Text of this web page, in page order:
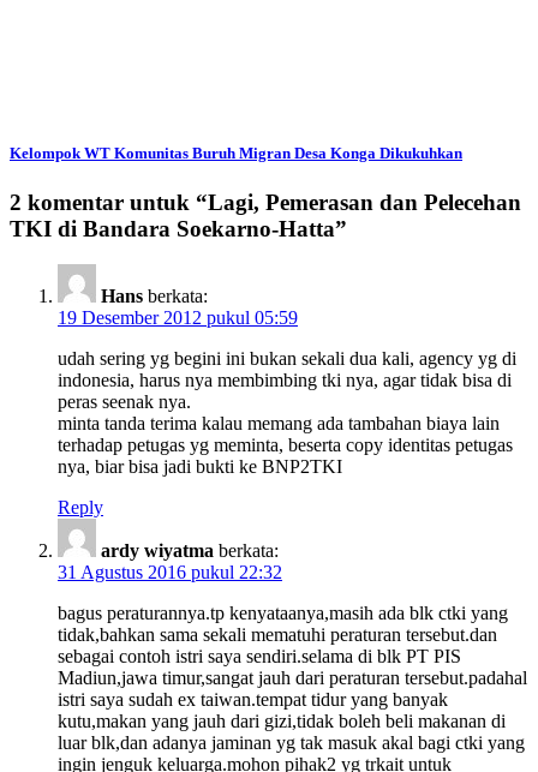
Kelompok WT Komunitas Buruh Migran Desa Konga Dikukuhkan
2 komentar untuk “Lagi, Pemerasan dan Pelecehan
TKI di Bandara Soekarno-Hatta”
Hans berkata:
19 Desember 2012 pukul 05:59
udah sering yg begini ini bukan sekali dua kali, agency yg di
indonesia, harus nya membimbing tki nya, agar tidak bisa di
peras seenak nya.
minta tanda terima kalau memang ada tambahan biaya lain
terhadap petugas yg meminta, beserta copy identitas petugas
nya, biar bisa jadi bukti ke BNP2TKI
Reply
ardy wiyatma berkata:
31 Agustus 2016 pukul 22:32
bagus peraturannya.tp kenyataanya,masih ada blk ctki yang
tidak,bahkan sama sekali mematuhi peraturan tersebut.dan
sebagai contoh istri saya sendiri.selama di blk PT PIS
Madiun,jawa timur,sangat jauh dari peraturan tersebut.padahal
istri saya sudah ex taiwan.tempat tidur yang banyak
kutu,makan yang jauh dari gizi,tidak boleh beli makanan di
luar blk,dan adanya jaminan yg tak masuk akal bagi ctki yang
ingin jenguk keluarga.mohon pihak2 yg trkait untuk